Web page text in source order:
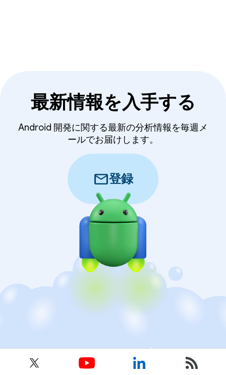
最新情報を入手する
Android 開発に関する最新の分析情報を毎週メ
ールでお届けします。
mail登録